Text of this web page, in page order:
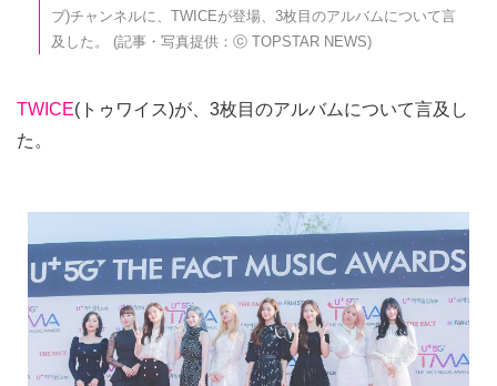
ブ)チャンネルに、TWICEが登場、3枚目のアルバムについて言
及した。 (記事・写真提供：ⓒ TOPSTAR NEWS)
TWICE(トゥワイス)が、3枚目のアルバムについて言及し
た。